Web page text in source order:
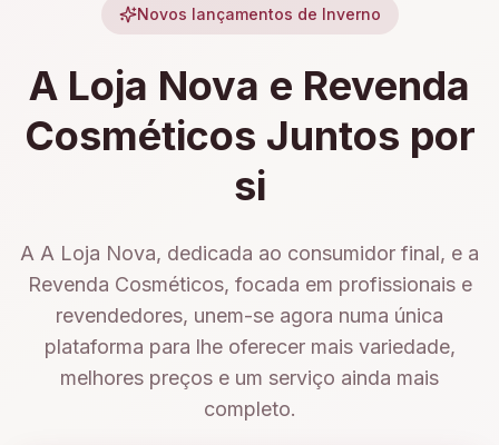
Novos lançamentos de Inverno
A Loja Nova e Revenda
Cosméticos Juntos por
si
A A Loja Nova, dedicada ao consumidor final, e a
Revenda Cosméticos, focada em profissionais e
revendedores, unem-se agora numa única
plataforma para lhe oferecer mais variedade,
melhores preços e um serviço ainda mais
completo.